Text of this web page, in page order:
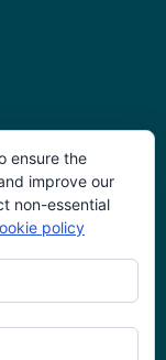
ensure the
improve our
non-essential
policy